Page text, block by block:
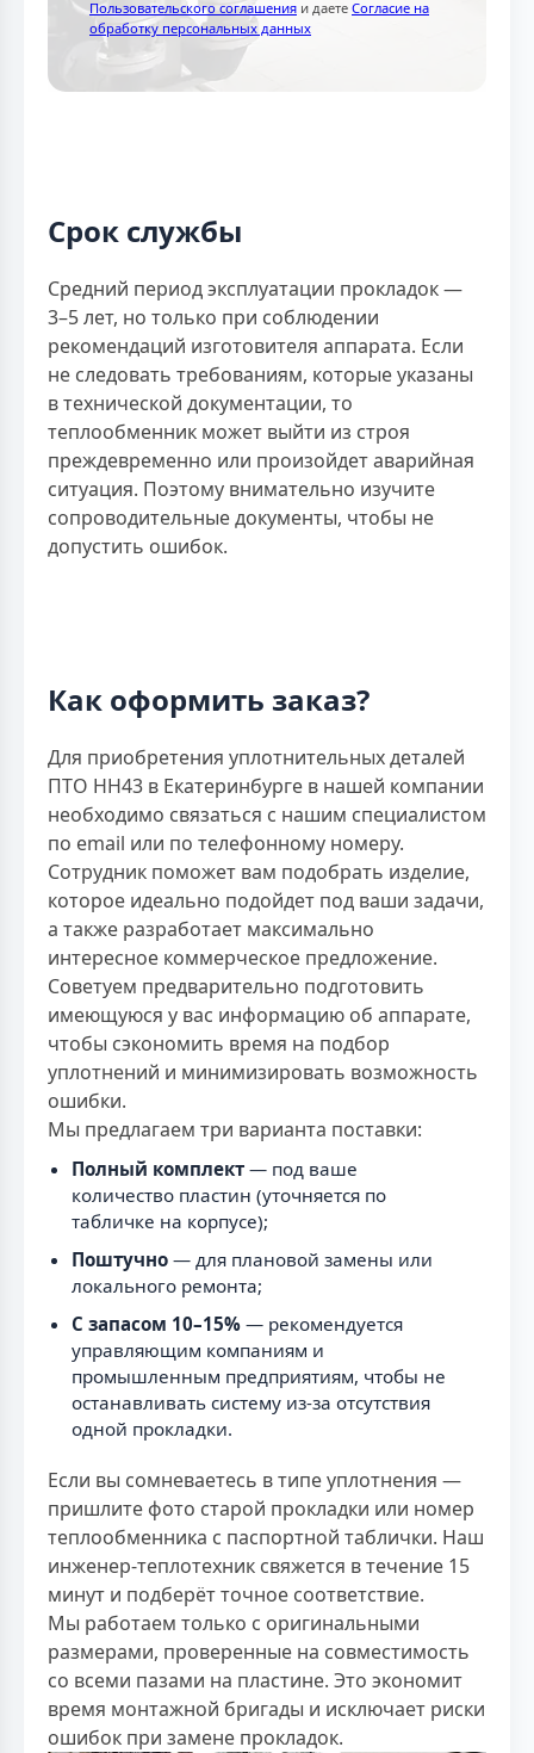
Пользовательского соглашения и даете Согласие на
обработку персональных данных
Срок службы
Средний период эксплуатации прокладок —
3–5 лет, но только при соблюдении
рекомендаций изготовителя аппарата. Если
не следовать требованиям, которые указаны
в технической документации, то
теплообменник может выйти из строя
преждевременно или произойдет аварийная
ситуация. Поэтому внимательно изучите
сопроводительные документы, чтобы не
допустить ошибок.
Как оформить заказ?
Для приобретения уплотнительных деталей
ПТО НН43 в Екатеринбурге в нашей компании
необходимо связаться с нашим специалистом
по email или по телефонному номеру.
Сотрудник поможет вам подобрать изделие,
которое идеально подойдет под ваши задачи,
а также разработает максимально
интересное коммерческое предложение.
Советуем предварительно подготовить
имеющуюся у вас информацию об аппарате,
чтобы сэкономить время на подбор
уплотнений и минимизировать возможность
ошибки.
Мы предлагаем три варианта поставки:
Полный комплект — под ваше
количество пластин (уточняется по
табличке на корпусе);
Поштучно — для плановой замены или
локального ремонта;
С запасом 10–15% — рекомендуется
управляющим компаниям и
промышленным предприятиям, чтобы не
останавливать систему из-за отсутствия
одной прокладки.
Если вы сомневаетесь в типе уплотнения —
пришлите фото старой прокладки или номер
теплообменника с паспортной таблички. Наш
инженер-теплотехник свяжется в течение 15
минут и подберёт точное соответствие.
Мы работаем только с оригинальными
размерами, проверенные на совместимость
со всеми пазами на пластине. Это экономит
время монтажной бригады и исключает риски
ошибок при замене прокладок.